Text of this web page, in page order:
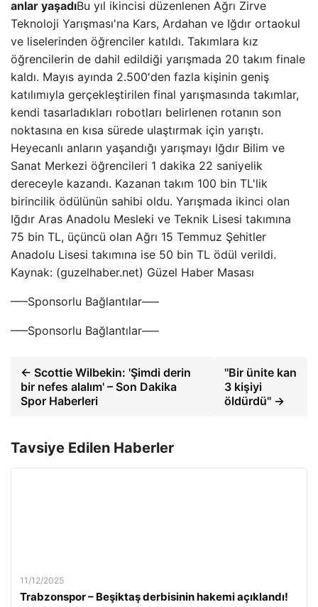
anlar yaşadıBu yıl ikincisi düzenlenen Ağrı Zirve
Teknoloji Yarışması'na Kars, Ardahan ve Iğdır ortaokul
ve liselerinden öğrenciler katıldı. Takımlara kız
öğrencilerin de dahil edildiği yarışmada 20 takım finale
kaldı. Mayıs ayında 2.500'den fazla kişinin geniş
katılımıyla gerçekleştirilen final yarışmasında takımlar,
kendi tasarladıkları robotları belirlenen rotanın son
noktasına en kısa sürede ulaştırmak için yarıştı.
Heyecanlı anların yaşandığı yarışmayı Iğdır Bilim ve
Sanat Merkezi öğrencileri 1 dakika 22 saniyelik
dereceyle kazandı. Kazanan takım 100 bin TL'lik
birincilik ödülünün sahibi oldu. Yarışmada ikinci olan
Iğdır Aras Anadolu Mesleki ve Teknik Lisesi takımına
75 bin TL, üçüncü olan Ağrı 15 Temmuz Şehitler
Anadolu Lisesi takımına ise 50 bin TL ödül verildi.
Kaynak: (guzelhaber.net) Güzel Haber Masası
—–Sponsorlu Bağlantılar—–
—–Sponsorlu Bağlantılar—–
← Scottie Wilbekin: 'Şimdi derin
bir nefes alalım' – Son Dakika
Spor Haberleri
''Bir ünite kan
3 kişiyi
öldürdü'' →
Tavsiye Edilen Haberler
11/12/2025
Trabzonspor – Beşiktaş derbisinin hakemi açıklandı!